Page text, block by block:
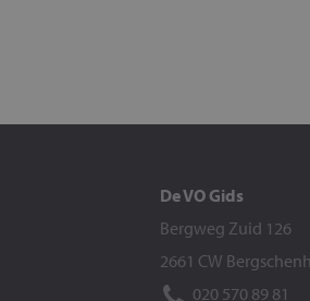
De VO Gids
Bergweg Zuid 126
2661 CW
020 570 89 81